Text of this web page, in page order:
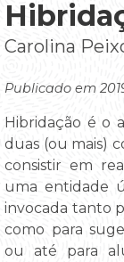
Carolina
Publicado em
Hibridação é o
duas (ou mais)
consistir em
uma entidade
invocada tanto
como para
ou até para